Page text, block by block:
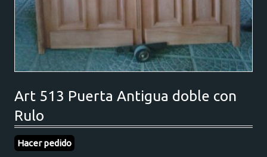
Art 513 Puerta Antigua doble con
Rulo
Hacer pedido